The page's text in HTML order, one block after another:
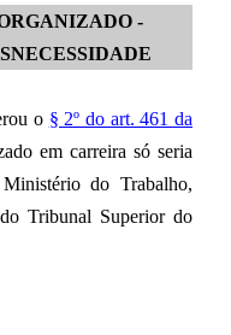
-
o § 2º do art. 461 da
em carreira só seria
do Trabalho,
Tribunal Superior do